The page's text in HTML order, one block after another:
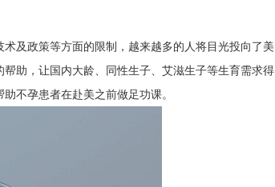
及政策等方面的限制，越来越多的人将目光投向了美
助，让国内大龄、同性生子、艾滋生子等生育需求得
不孕患者在赴美之前做足功课。